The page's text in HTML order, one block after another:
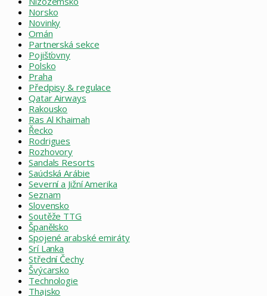
Norsko
Novinky
Omán
Partnerská sekce
Pojišťovny
Polsko
Praha
Předpisy & regulace
Qatar Airways
Rakousko
Ras Al Khaimah
Řecko
Rodrigues
Rozhovory
Sandals Resorts
Saúdská Arábie
Severní a Jižní Amerika
Seznam
Slovensko
Soutěže TTG
Španělsko
Spojené arabské emiráty
Srí Lanka
Střední Čechy
Švýcarsko
Technologie
Thajsko